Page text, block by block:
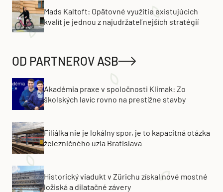
Mads Kaltoft: Opätovné využitie existujúcich
kvalít je jednou z najudržateľnejších stratégií
OD PARTNEROV ASB
Akadémia praxe v spoločnosti Klimak: Zo
školských lavíc rovno na prestížne stavby
Filiálka nie je lokálny spor, je to kapacitná otázka
železničného uzla Bratislava
Historický viadukt v Zürichu získal nové mostné
ložiská a dilatačné závery